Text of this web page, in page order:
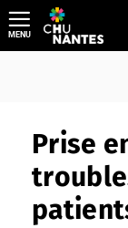
Aller
au
contenu
MENU
Prise